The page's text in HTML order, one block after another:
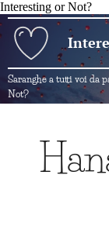
Interesting or Not?
Saranghe a tutti voi da
Not?